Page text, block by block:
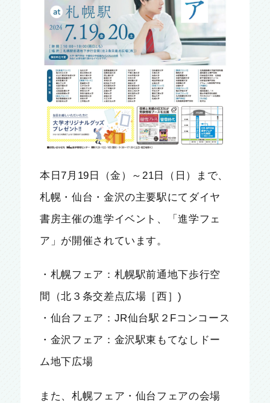
本日7月19日（金）～21日（日）まで、
札幌・仙台・金沢の主要駅にてダイヤ
書房主催の進学イベント、「進学フェ
ア」が開催されています。
・札幌フェア：札幌駅前通地下歩行空
間（北３条交差点広場［西］)
・仙台フェア：JR仙台駅２Fコンコース
・金沢フェア：金沢駅東もてなしドー
ム地下広場
また、札幌フェア・仙台フェアの会場